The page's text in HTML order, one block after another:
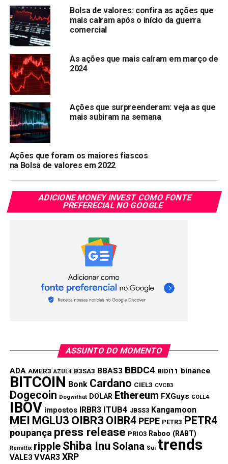
Copy
Link
WhatsApp
Twitter
Facebook
Reddit
Email
TÓPICOS RELACIONADOS:
PRÓXIMA:
Bradesco (BBDC3, BBDC4) distribui Juros sobre
Capital Próprio de até R$ 0,49204551 por ação
Dividendos e JCP do Banco do Brasil: saiba os
valores pagos por ação nesta sexta-feira (21)
Bolsa de valores: confira as ações que
mais caíram após o início da guerra
comercial
As ações que mais caíram em março de
2024
Ações que surpreenderam: veja as que
mais subiram na semana
Ações que foram os maiores fiascos
na Bolsa de valores em 2022
ADICIONE MONEY INVEST COMO FONTE
PREFERECIAL NO GOOGLE
ASSUNTO DO MOMENTO
ADA AMER3 AZUL4 B3SA3 BBAS3 BBDC4 BIDI11 binance
BITCOIN Bonk Cardano CIEL3 CVCB3
Dogecoin Dogwifhat DOLAR Ethereum FXGuys GOLL4
IBOV impostos IRBR3 ITUB4 JBSS3 Kangamoon
MEI MGLU3 OIBR3 OIBR4 PEPE PETR3 PETR4
poupança press release PRIO3 Raboo (RABT)
Remittix ripple Shiba Inu Solana Sui trends
VALE3 VVAR3 XRP